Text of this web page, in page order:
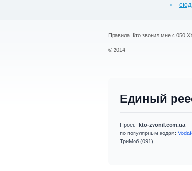
Правила Кто звонил мне с 050
© 2014
Единый
Проект kto-zvonil.com.ua—
по популярным кодам:
ТриМоб (091).